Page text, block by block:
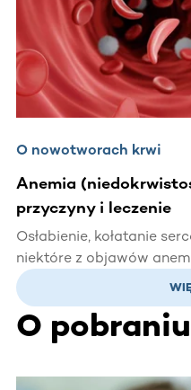
O nowotworach krwi
Anemia
przyczyny i leczenie
Osłabienie, kołatanie
niektóre z objawów
z najczęstszych chorób
łatwo zlekceważyć.
przyczyny, niepokojące
dla zdrowia.
O pobraniu